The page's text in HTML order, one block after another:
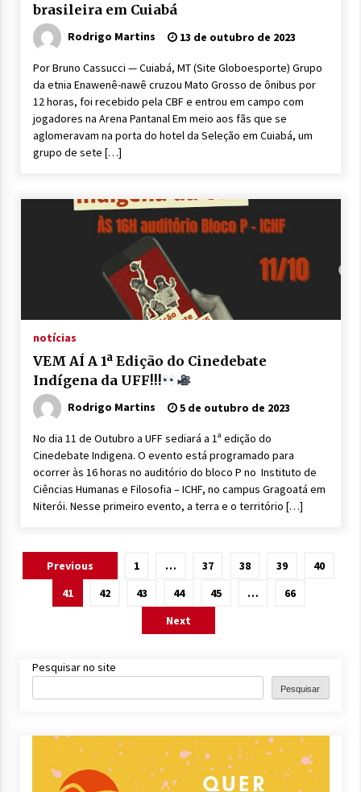
brasileira em Cuiabá
Rodrigo Martins 13 de outubro de 2023
Por Bruno Cassucci — Cuiabá, MT (Site Globoesporte) Grupo
da etnia Enawenê-nawê cruzou Mato Grosso de ônibus por
12 horas, foi recebido pela CBF e entrou em campo com
jogadores na Arena Pantanal Em meio aos fãs que se
aglomeravam na porta do hotel da Seleção em Cuiabá, um
grupo de sete […]
notícias
VEM AÍ A 1ª Edição do Cinedebate
Indígena da UFF!!!
Rodrigo Martins 5 de outubro de 2023
No dia 11 de Outubro a UFF sediará a 1ª edição do
Cinedebate Indigena. O evento está programado para
ocorrer às 16 horas no auditório do bloco P no Instituto de
Ciências Humanas e Filosofia – ICHF, no campus Gragoatá em
Niterói. Nesse primeiro evento, a terra e o território […]
Paginação
posts
Previous 1 … 37 38 39
40
41
42 43 44 45 …
66
Next
Pesquisar no site
Pesquisar